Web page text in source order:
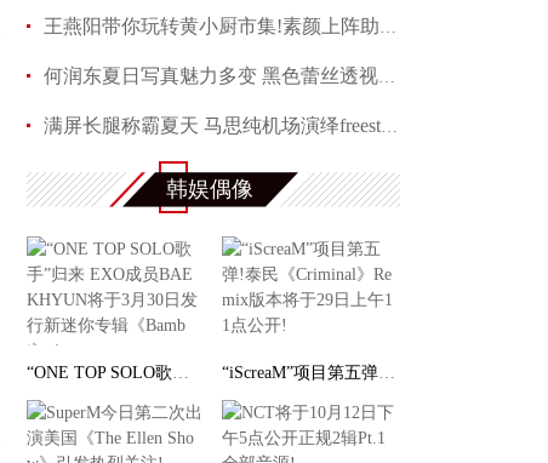
王燕阳带你玩转黄小厨市集!素颜上阵助力嫣然天使
何润东夏日写真魅力多变 黑色蕾丝透视西装性感吸
满屏长腿称霸夏天 马思纯机场演绎freestyle
赵芮曝全新写真 笑靥如花展现十足冻龄魅力
韩娱偶像
“ONE TOP SOLO歌手”归来 EXO成员BAEKHYUN将于 “iScreaM”项目第五弹!泰民《Criminal》Remix